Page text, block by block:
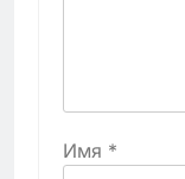
Имя *